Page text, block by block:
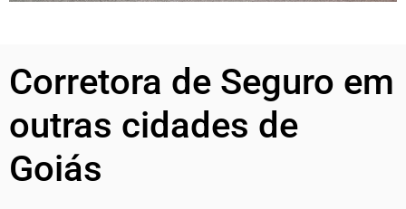
Corretora de Seguro em
outras cidades de
Goiás